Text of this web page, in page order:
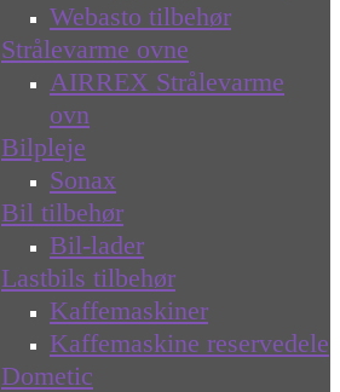
Webasto tilbehør
Strålevarme ovne
AIRREX Strålevarme
ovn
Bilpleje
Sonax
Bil tilbehør
Bil-lader
Lastbils tilbehør
Kaffemaskiner
Kaffemaskine reservedele
Dometic